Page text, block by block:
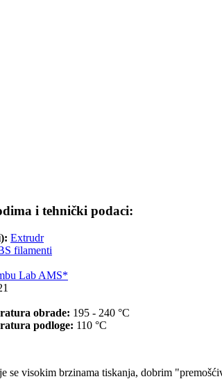
i tehnički podaci:
Extrudr
filamenti
Lab AMS*
obrade: 195 - 240 °C
podloge: 110 °C
se visokim brzinama tiskanja, dobrim